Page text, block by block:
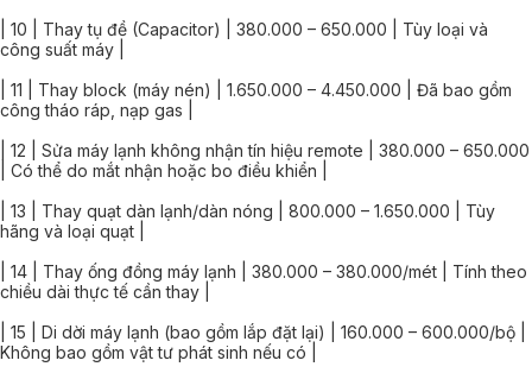
| 10 | Thay tụ đề (Capacitor) | 380.000 – 650.000 | Tùy loại và
công suất máy |
| 11 | Thay block (máy nén) | 1.650.000 – 4.450.000 | Đã bao gồm
công tháo ráp, nạp gas |
| 12 | Sửa máy lạnh không nhận tín hiệu remote | 380.000 – 650.000
| Có thể do mắt nhận hoặc bo điều khiển |
| 13 | Thay quạt dàn lạnh/dàn nóng | 800.000 – 1.650.000 | Tùy
hãng và loại quạt |
| 14 | Thay ống đồng máy lạnh | 380.000 – 380.000/mét | Tính theo
chiều dài thực tế cần thay |
| 15 | Di dời máy lạnh (bao gồm lắp đặt lại) | 160.000 – 600.000/bộ |
Không bao gồm vật tư phát sinh nếu có |